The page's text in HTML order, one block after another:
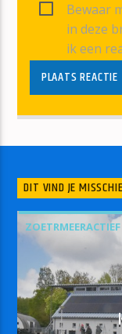
Bewaar
in deze
ik een
DIT VIND JE
ZOETRMEERACTIEF